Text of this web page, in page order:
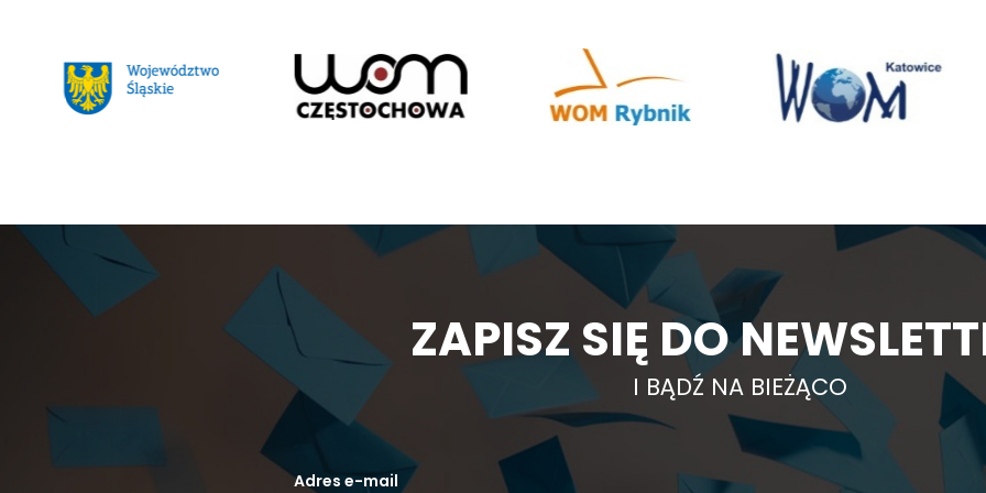
ZAPISZ SIĘ DO
I BĄDŹ NA BIEŻĄCO
Adres e-mail